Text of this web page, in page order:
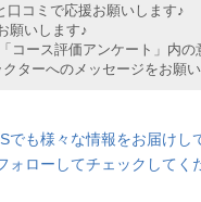
コミで応援お願いします♪
願いします♪
コース評価アンケート」内の
ターへのメッセージをお願
でも様々な情報をお届けし
ォローしてチェックしてく